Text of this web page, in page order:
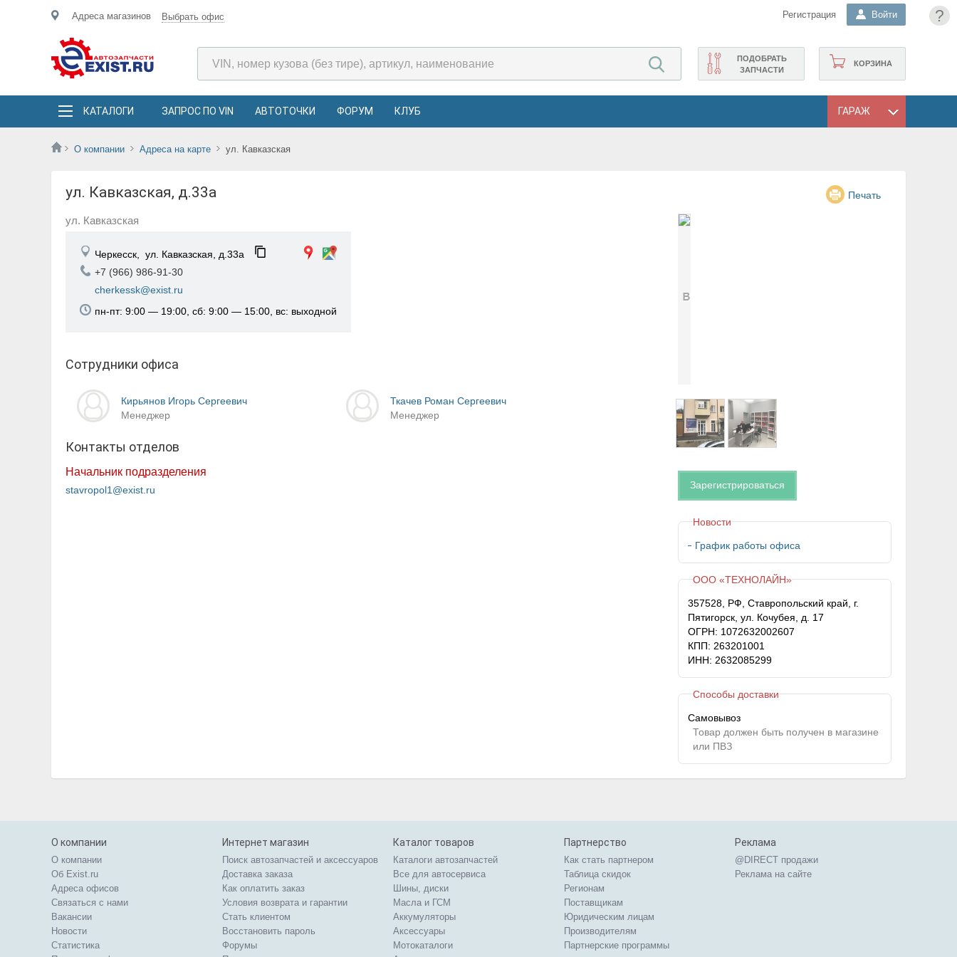
?
Адреса магазинов Выбрать офис Регистрация Войти
КОРЗИНА
ПОДОБРАТЬ
ЗАПЧАСТИ
КАТАЛОГИ ЗАПРОС ПО VIN АВТОТОЧКИ ФОРУМ КЛУБ ГАРАЖ
О компании Адреса на карте ул. Кавказская
ул. Кавказская, д.33а Печать
ул. Кавказская
Черкесск, ул. Кавказская, д.33а
+7 (966) 986-91-30
cherkessk@exist.ru
пн-пт: 9:00 — 19:00, сб: 9:00 — 15:00, вс: выходной
Сотрудники офиса
Кирьянов Игорь Сергеевич
Менеджер
Ткачев Роман Сергеевич
Менеджер
Контакты отделов
Начальник подразделения
stavropol1@exist.ru Зарегистрироваться
Новости
График работы офиса
ООО «ТЕХНОЛАЙН»
357528, РФ, Ставропольский край, г.
Пятигорск, ул. Кочубея, д. 17
ОГРН: 1072632002607
КПП: 263201001
ИНН: 2632085299
Способы доставки
Самовывоз
Товар должен быть получен в магазине
или ПВЗ
О компании
О компании
Об Exist.ru
Адреса офисов
Связаться с нами
Вакансии
Новости
Статистика
Интернет магазин
Поиск автозапчастей и аксессуаров
Доставка заказа
Как оплатить заказ
Условия возврата и гарантии
Стать клиентом
Восстановить пароль
Форумы
Каталог товаров
Каталоги автозапчастей
Все для автосервиса
Шины, диски
Масла и ГСМ
Аккумуляторы
Аксессуары
Мотокаталоги
Партнерство
Как стать партнером
Таблица скидок
Регионам
Поставщикам
Юридическим лицам
Производителям
Партнерские программы
Реклама
@DIRECT продажи
Реклама на сайте